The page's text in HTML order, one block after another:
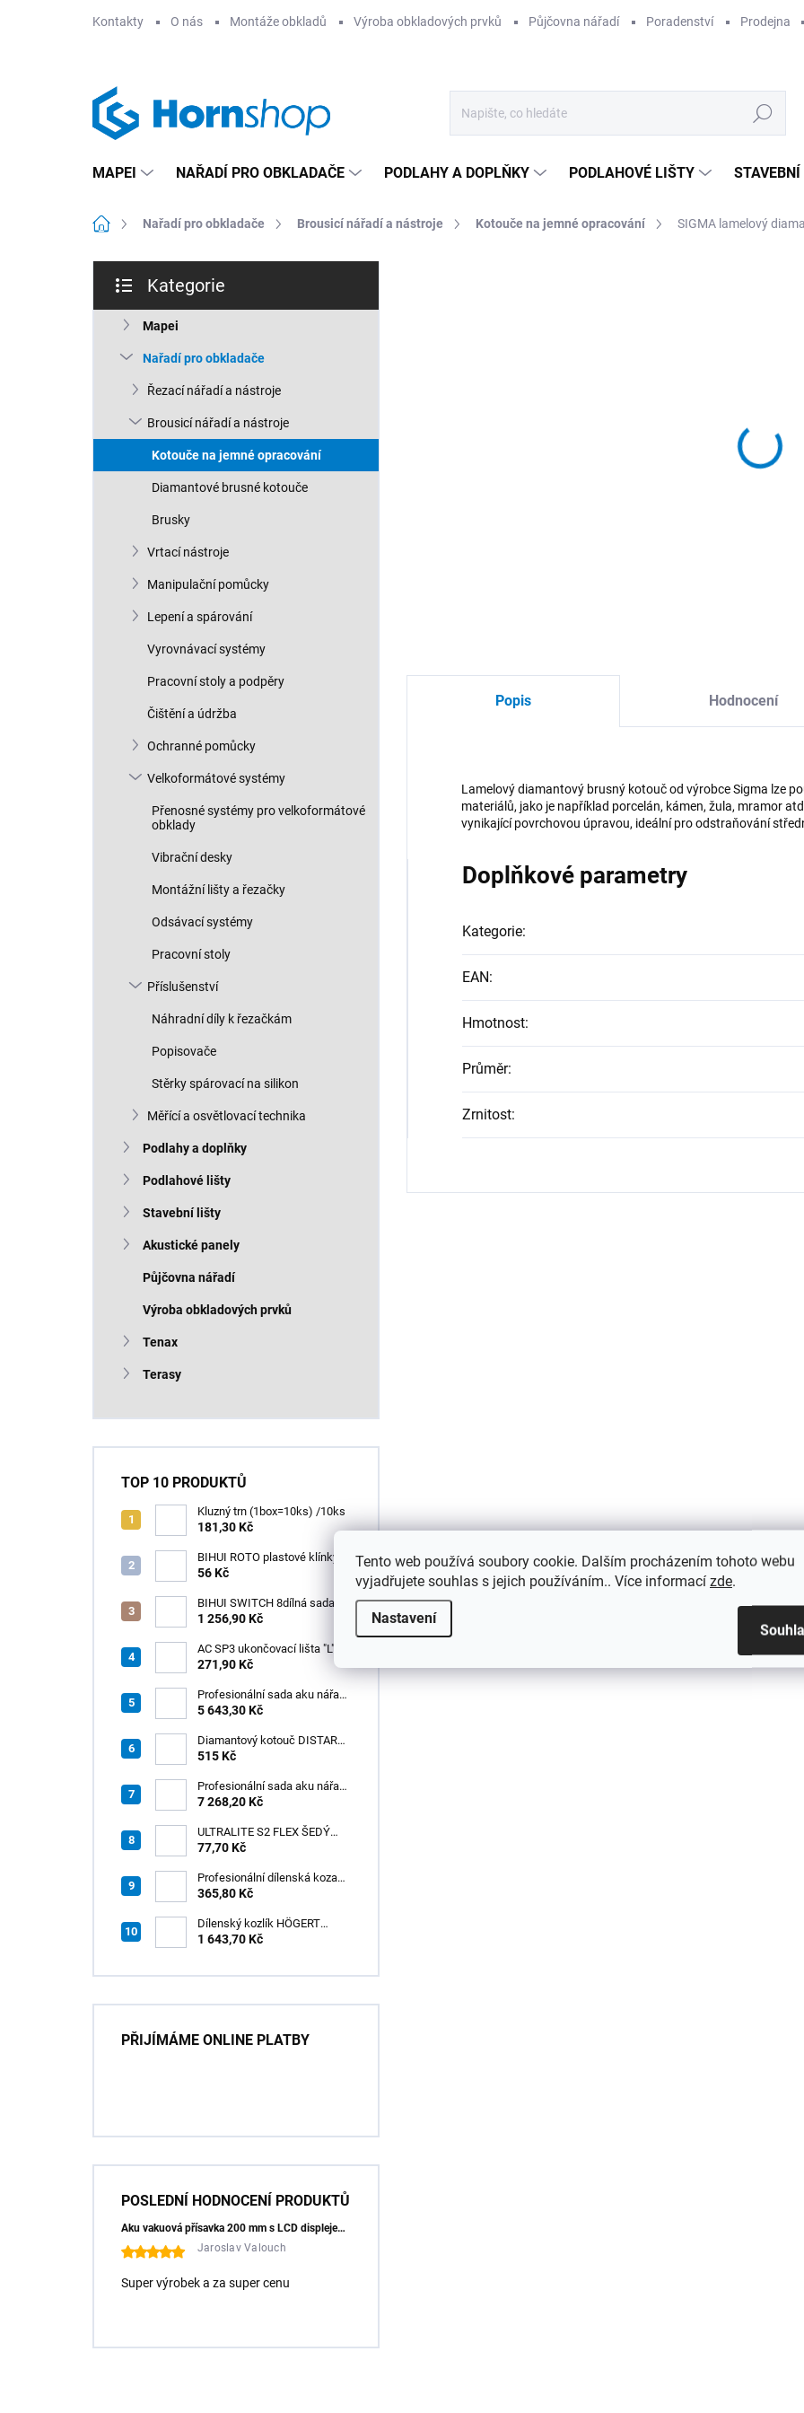
Tento web používá soubory cookie. Dalším procházením tohoto webu
vyjadřujete souhlas s jejich používáním.. Více informací zde.
Nastavení
Kontakty O nás Montáže obkladů Výroba obkladových prvků Půjčovna nářadí Poradenství Prodejna
Hledat
MAPEI NAŘADÍ PRO OBKLADAČE PODLAHY A DOPLŇKY PODLAHOVÉ LIŠTY
Domů Nařadí pro obkladače Brousicí nářadí a nástroje Kotouče na jemné opracování SIGMA lamelový
s
a
kategorie
Kategorie
Mapei
Nařadí pro obkladače
Řezací nářadí a nástroje
Brousicí nářadí a nástroje
Kotouče na jemné opracování
Diamantové brusné kotouče
Brusky
Vrtací nástroje
Manipulační pomůcky
Lepení a spárování
Vyrovnávací systémy
Pracovní stoly a podpěry
Čištění a údržba
Ochranné pomůcky
Velkoformátové systémy
Přenosné systémy pro velkoformátové
obklady
Vibrační desky
Montážní lišty a řezačky
Odsávací systémy
Pracovní stoly
Příslušenství
Náhradní díly k řezačkám
Popisovače
Stěrky spárovací na silikon
Měřící a osvětlovací technika
Podlahy a doplňky
Podlahové lišty
Stavební lišty
Akustické panely
Půjčovna nářadí
Výroba obkladových prvků
Tenax
Terasy
TOP 10 PRODUKTŮ
Kluzný trn (1box=10ks) /10ks
181,30 Kč
BIHUI ROTO plastové klínky
1–13 mm – balení 50 ks
56 Kč
BIHUI SWITCH 8dílná sada
zubových hladítek INOX –
boxu
1 256,90 Kč
AC SP3 ukončovací lišta "L",
PREMIUM, hliník elox titan, v:
271,90 Kč
Profesionální sada aku nářadí
3v1 HÖGERT
5 643,30 Kč
Diamantový kotouč DISTAR
GREEN CUT
Z60
515 Kč
Profesionální sada aku nářadí
3v1 20V HÖGERT
7 268,20 Kč
ULTRALITE S2 FLEX ŠEDÝ
/15kg
77,70 Kč
Profesionální dílenská koza
HÖGERT HT7G550
365,80 Kč
Dílenský kozlík HÖGERT
HT7G551
1 643,70 Kč
PŘIJÍMÁME ONLINE PLATBY
POSLEDNÍ HODNOCENÍ PRODUKTŮ
Aku vakuová přísavka 200 mm s LCD displejem (150 kg) - HÖGERT HT3B355
Jaroslav Valouch
Super výrobek a za super cenu
Popis Hodnocení
Lamelový diamantový brusný kotouč od výrobce Sigma lze
materiálů, jako je například porcelán, kámen, žula, mramor
vynikající povrchovou úpravou, ideální pro odstraňování
Doplňkové parametry
Kategorie:
EAN:
Hmotnost:
Průměr:
Zrnitost: